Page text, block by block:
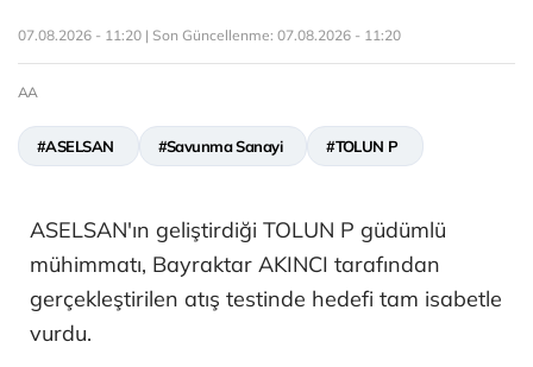
07.08.2026 - 11:20 | Son Güncellenme: 07.08.2026 - 11:20
AA
#ASELSAN #Savunma Sanayi #TOLUN P
ASELSAN'ın geliştirdiği TOLUN P güdümlü
mühimmatı, Bayraktar AKINCI tarafından
gerçekleştirilen atış testinde hedefi tam isabetle
vurdu.